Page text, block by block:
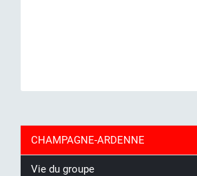
CHAMPAGNE-ARDENNE
Vie du groupe